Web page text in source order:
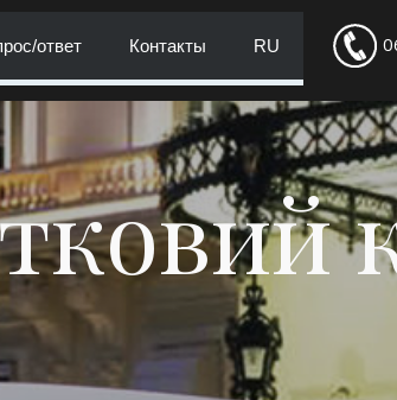
ответ Контакты RU